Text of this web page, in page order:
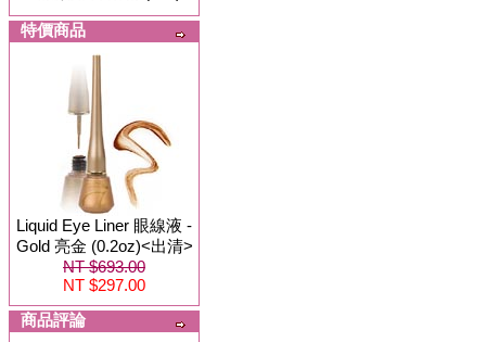
特價商品
Liquid Eye Liner 眼線液 -
Gold 亮金 (0.2oz)<出清>
NT $693.00
NT $297.00
商品評論